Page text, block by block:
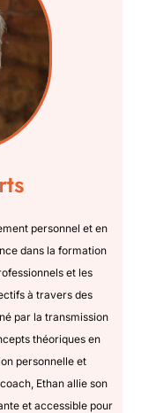
personnel et en
dans la formation
et les
à travers des
par la transmission
théoriques en
personnelle et
Ethan allie son
et accessible pour